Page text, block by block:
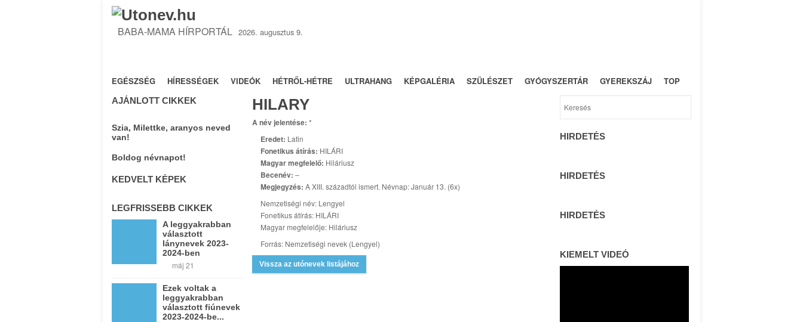
BABA-MAMA HÍRPORTÁL 2026. augusztus 9.
EGÉSZSÉG HÍRESSÉGEK VIDEÓK HÉTRŐL-HÉTRE ULTRAHANG KÉPGALÉRIA SZÜLÉSZET GYÓGYSZERTÁR GYEREKSZÁJ TOP
HILARY
A név jelentése: *
Eredet: Latin
Fonetikus átírás: HILÁRI
Magyar megfelelő: Hiláriusz
Becenév: –
Megjegyzés: A XIII. századtól ismert. Névnap: Január 13. (6x)
Nemzetiségi név: Lengyel
Fonetikus átírás: HILÁRI
Magyar megfelelője: Hiláriusz
Forrás: Nemzetiségi nevek (Lengyel)
Vissza az utónevek listájához
AJÁNLOTT CIKKEK
Szia, Milettke, aranyos neved
van!
Boldog névnapot!
KEDVELT KÉPEK
LEGFRISSEBB CIKKEK
A leggyakrabban
választott
lánynevek 2023-
2024-ben
máj 21
Ezek voltak a
leggyakrabban
választott fiúnevek
2023-2024-be...
HIRDETÉS
HIRDETÉS
HIRDETÉS
KIEMELT VIDEÓ